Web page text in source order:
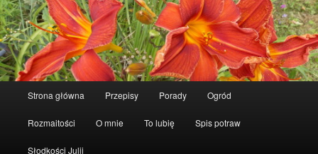
Strona główna Przepisy Porady Ogród
Rozmaitości O mnie To lubię Spis potraw
Słodkości Julii